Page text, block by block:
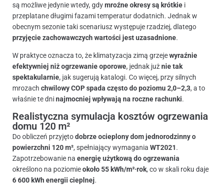
są możliwe jedynie wtedy, gdymroźne okresy są krótkie i
przeplatane długimi fazami temperatur dodatnich. Jednak w
obecnym sezonie taki scenariusz występuje rzadziej, dlatego
przyjęcie zachowawczych wartości jest uzasadnione.
W praktyce oznacza to, że klimatyzacja zimą grzejewyraźnie
efektywniej niż ogrzewanie oporowe, jednak jużnie tak
spektakularnie, jak sugerują katalogi. Co więcej, przy silnych
mrozach chwilowy COP spada często do poziomu 2,0–2,3, a to
właśnie te dninajmocniej wpływają na roczne rachunki.
Realistyczna symulacja kosztów ogrzewania
domu 120 m²
Do obliczeń przyjętodobrze ocieplony dom jednorodzinny o
powierzchni 120 m², spełniający wymagania WT2021.
Zapotrzebowanie na energię użytkową do ogrzewania
określono na poziomieokoło 55 kWh/m²·rok, co w skali roku daje
6 600 kWh energii cieplnej.